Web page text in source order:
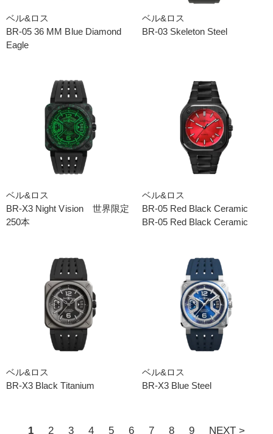
ベル&ロス
BR-05 36 MM Blue Diamond
Eagle
ベル&ロス
BR-03 Skeleton Steel
ベル&ロス
BR-X3 Night Vision 世界限定
250本
ベル&ロス
BR-05 Red Black Ceramic
BR-05 Red Black Ceramic
ベル&ロス
BR-X3 Black Titanium
ベル&ロス
BR-X3 Blue Steel
1 2 3 4 5 6 7 8 9 NEXT >